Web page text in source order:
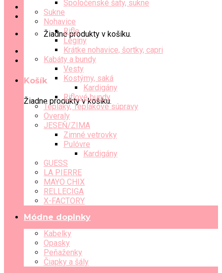
Žiadne produkty v košíku.
Košík
Žiadne produkty v košíku.
Spoločenské šaty, sukne
Sukne
Nohavice
Rifle
Legíny
Krátke nohavice, šortky, capri
Kabáty a bundy
Vesty
Kostýmy, saká
Kardigány
Riflové bundy
Tepláky, Teplákové súpravy
Overaly
JESEŇ/ZIMA
Zimné vetrovky
Pulóvre
Kardigány
GUESS
LA PIERRE
MAYO CHIX
RELLECIGA
X-FACTORY
Módne doplnky
Kabelky
Opasky
Peňaženky
Čiapky a šály